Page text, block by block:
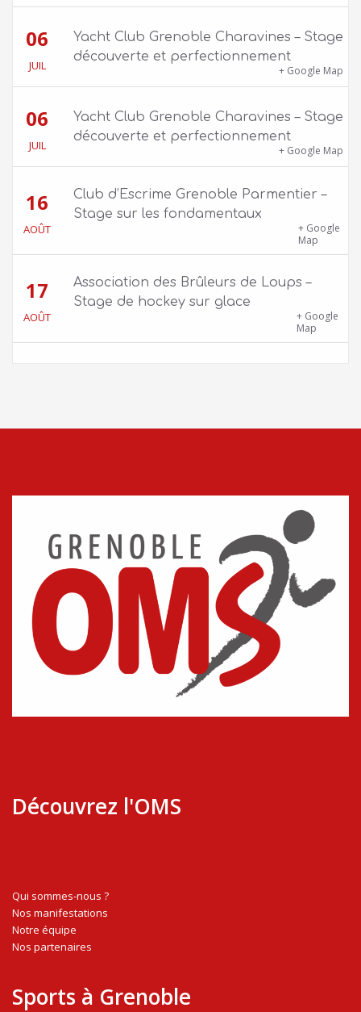
06
JUIL
Yacht Club Grenoble Charavines – Stage
découverte et perfectionnement
+ Google Map
06
JUIL
Yacht Club Grenoble Charavines – Stage
découverte et perfectionnement
+ Google Map
16
AOÛT
Club d’Escrime Grenoble Parmentier –
Stage sur les fondamentaux
+ Google
Map
17
AOÛT
Association des Brûleurs de Loups –
Stage de hockey sur glace
+ Google
Map
Découvrez l'OMS
Qui sommes-nous ?
Nos manifestations
Notre équipe
Nos partenaires
Sports à Grenoble